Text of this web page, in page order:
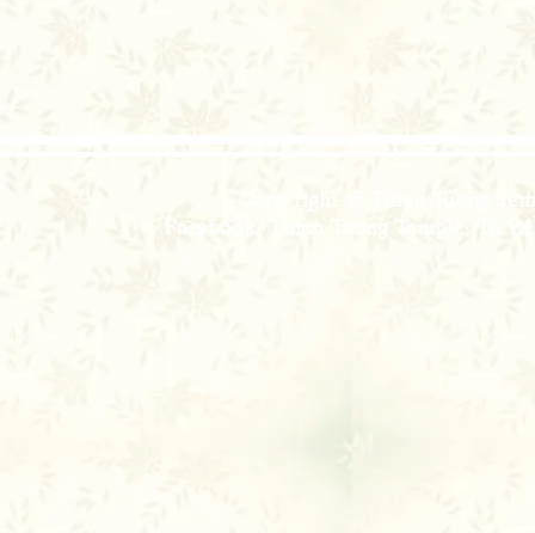
Copy right @ Thien Tuong
Facebook: Thien Tuong Temple; Tu